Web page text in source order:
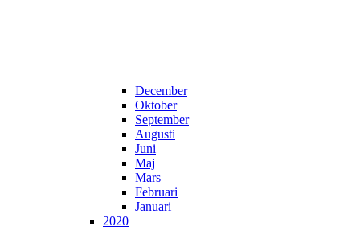
December
Oktober
September
Augusti
Juni
Maj
Mars
Februari
Januari
2020